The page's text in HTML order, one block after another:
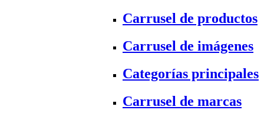
Carrusel de productos
Carrusel de imágenes
Categorías principales
Carrusel de marcas